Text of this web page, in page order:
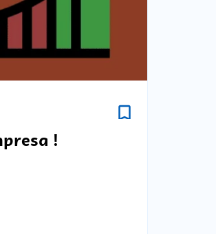
bookmark_border
!